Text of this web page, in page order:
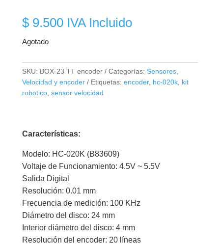
$9.500 IVA Incluido
Agotado
SKU: BOX-23 TT encoder Categorías: Sensores,
Velocidad y encoder
Etiquetas: encoder, hc-020k, kit
robotico, sensor velocidad
Características:
Modelo: HC-020K (B83609)
Voltaje de Funcionamiento: 4.5V ~ 5.5V
Salida Digital
Resolución: 0.01 mm
Frecuencia de medición: 100 KHz
Diámetro del disco: 24 mm
Interior diámetro del disco: 4 mm
Resolución del encoder: 20 líneas